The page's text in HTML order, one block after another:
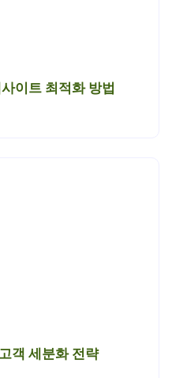
이트 최적화 방법
객 세분화 전략